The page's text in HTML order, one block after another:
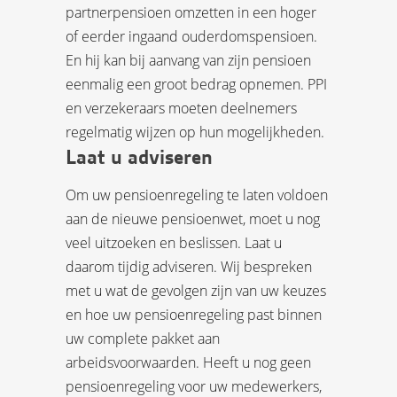
partnerpensioen omzetten in een hoger
of eerder ingaand ouderdomspensioen.
En hij kan bij aanvang van zijn pensioen
eenmalig een groot bedrag opnemen. PPI
en verzekeraars moeten deelnemers
regelmatig wijzen op hun mogelijkheden.
Laat u adviseren
Om uw pensioenregeling te laten voldoen
aan de nieuwe pensioenwet, moet u nog
veel uitzoeken en beslissen. Laat u
daarom tijdig adviseren. Wij bespreken
met u wat de gevolgen zijn van uw keuzes
en hoe uw pensioenregeling past binnen
uw complete pakket aan
arbeidsvoorwaarden. Heeft u nog geen
pensioenregeling voor uw medewerkers,